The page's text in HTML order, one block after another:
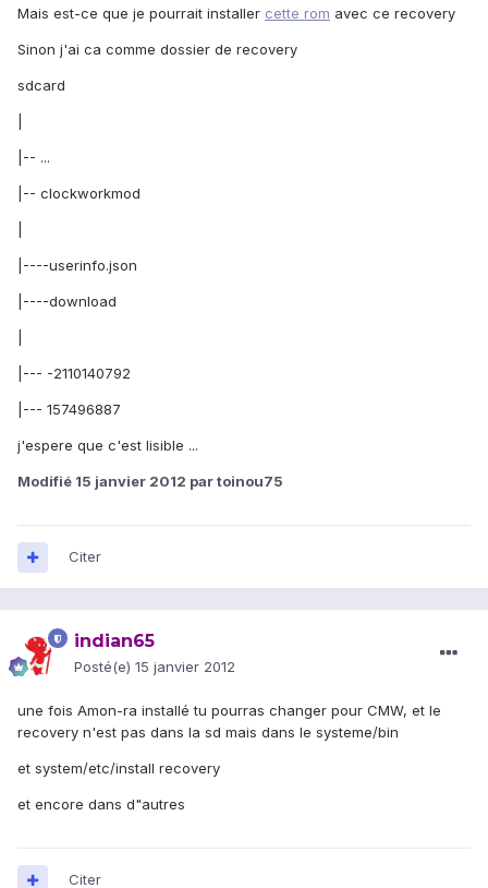
Mais est-ce que je pourrait installer cette rom avec ce recovery
Sinon j'ai ca comme dossier de recovery
sdcard
|-- ...
|-- clockworkmod
|----userinfo.json
|----download
|--- -2110140792
|--- 157496887
j'espere que c'est lisible ...
Modifié 15 janvier 2012 par toinou75
Citer
indian65
Posté(e) 15 janvier 2012
une fois Amon-ra installé tu pourras changer pour CMW, et le
recovery n'est pas dans la sd mais dans le systeme/bin
et system/etc/install recovery
et encore dans d"autres
Citer